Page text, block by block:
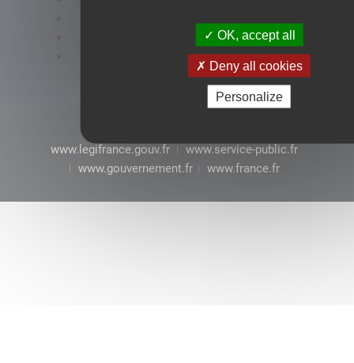
OK, accept all
Deny all cookies
Personalize
www.legifrance.gouv.fr
www.service-public.fr
www.gouvernement.fr
www.france.fr